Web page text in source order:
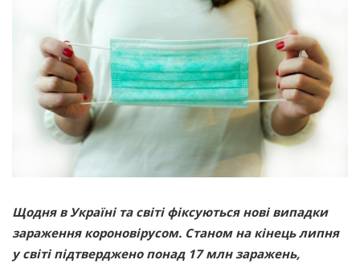
Щодня в Україні та світі фіксуються нові випадки
зараження короновірусом. Станом на кінець липня
у світі підтверджено понад 17 млн заражень,